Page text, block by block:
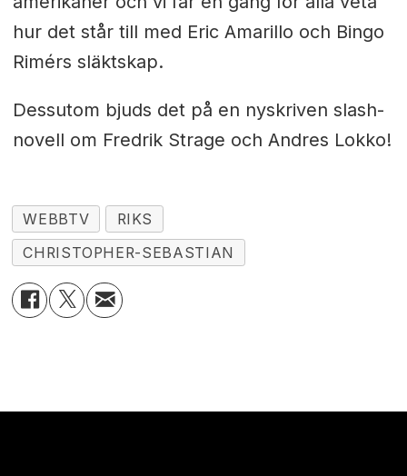
hur det står till med Eric Amarillo och Bingo
Rimérs släktskap.
Dessutom bjuds det på en nyskriven slash-
novell om Fredrik Strage och Andres Lokko!
WEBBTV
RIKS
CHRISTOPHER-SEBASTIAN